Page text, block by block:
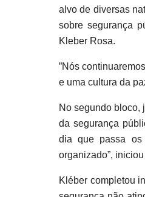
alvo de diversas
sobre segurança
Kleber Rosa.
”Nós
e uma cultura da
No segundo bloco,
da segurança
dia que passa os
organizado”,
Kléber completou